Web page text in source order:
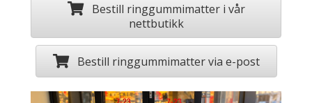
Bestill ringgummimatter i vår
nettbutikk
Bestill ringgummimatter via e-post